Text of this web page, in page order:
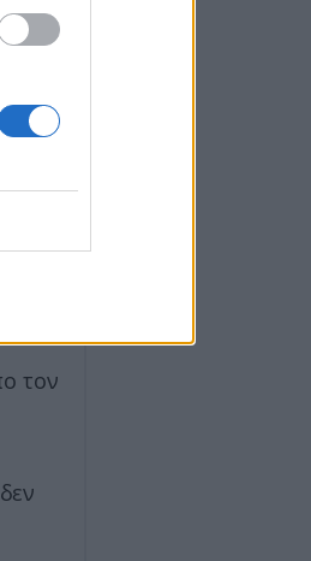
τον